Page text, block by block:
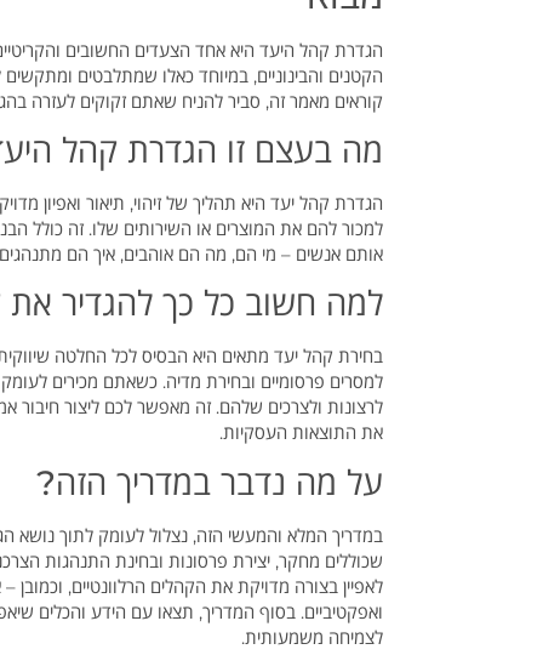
הגדרת קהל היעד היא אחד הצעדים החשובים
הקטנים והבינוניים, במיוחד כאלו שמתלבטים
קוראים מאמר זה, סביר להניח שאתם זקוקים לעזרה
מה בעצם זו הגדרת קהל
הגדרת קהל יעד היא תהליך של זיהוי, תיאור ואפיון
למכור להם את המוצרים או השירותים שלו. זה כולל
אותם אנשים – מי הם, מה הם אוהבים, איך הם
למה חשוב כל כך להגדיר
בחירת קהל יעד מתאים היא הבסיס לכל החלטה
למסרים פרסומיים ובחירת מדיה. כשאתם מכירים
לרצונות ולצרכים שלהם. זה מאפשר לכם ליצור
את התוצאות העסקיות.
על מה נדבר במדריך הזה?
במדריך המלא והמעשי הזה, נצלול לעומק לתוך
שכוללים מחקר, יצירת פרסונות ובחינת התנהגות
לאפיין בצורה מדויקת את הקהלים הרלוונטיים,
ואפקטיביים. בסוף המדריך, תצאו עם הידע והכלים
לצמיחה משמעותית.